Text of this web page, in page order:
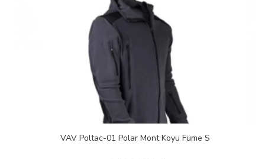
VAV Poltac-01 Polar Mont Koyu Füme S